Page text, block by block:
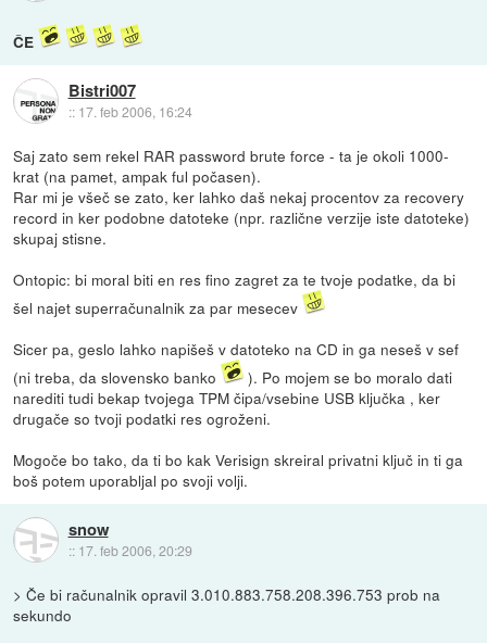
ČE
Bistri007
:: 17. feb 2006, 16:24
Saj zato sem rekel RAR password brute force - ta je okoli 1000-
krat (na pamet, ampak ful počasen).
Rar mi je všeč se zato, ker lahko daš nekaj procentov za recovery
record in ker podobne datoteke (npr. različne verzije iste datoteke)
skupaj stisne.
Ontopic: bi moral biti en res fino zagret za te tvoje podatke, da bi
šel najet superračunalnik za par mesecev
Sicer pa, geslo lahko napišeš v datoteko na CD in ga neseš v sef
(ni treba, da slovensko banko
). Po mojem se bo moralo dati
narediti tudi bekap tvojega TPM čipa/vsebine USB ključka , ker
drugače so tvoji podatki res ogroženi.
Mogoče bo tako, da ti bo kak Verisign skreiral privatni ključ in ti ga
boš potem uporabljal po svoji volji.
snow
:: 17. feb 2006, 20:29
> Če bi računalnik opravil 3.010.883.758.208.396.753 prob na
sekundo